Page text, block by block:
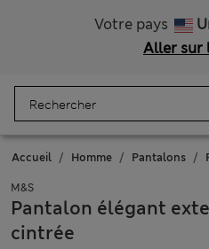
Votre pays
Aller sur
Accueil Homme Pantalons
M&S
Pantalon élégant
cintrée